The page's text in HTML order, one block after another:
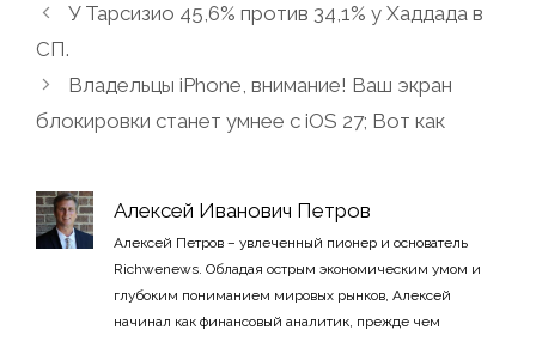
У Тарсизио 45,6% против 34,1% у Хаддада в
СП.
Владельцы iPhone, внимание! Ваш экран
блокировки станет умнее с iOS 27; Вот как
Алексей Иванович Петров
Алексей Петров – увлеченный пионер и основатель
Richwenews. Обладая острым экономическим умом и
глубоким пониманием мировых рынков, Алексей
начинал как финансовый аналитик, прежде чем